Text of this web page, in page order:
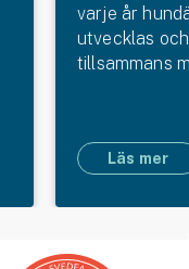
varje år
utvecklas
tillsammans
Läs mer